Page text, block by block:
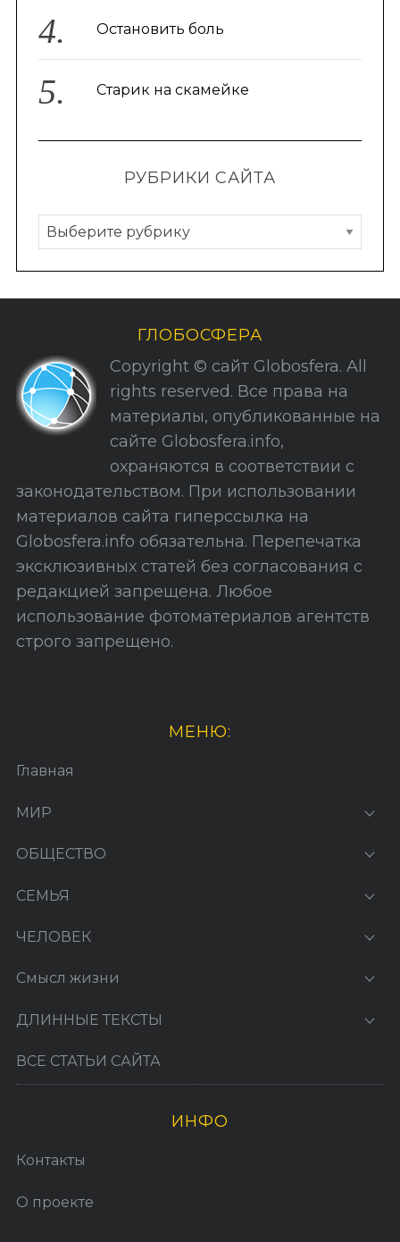
Остановить боль
Старик на скамейке
РУБРИКИ САЙТА
Р
у
б
р
и
С
а
а
ГЛОБОСФЕРА
Copyright © сайт Globosfera. All
rights reserved. Все права на
материалы, опубликованные на
сайте Globosfera.info,
охраняются в соответствии с
законодательством. При использовании
материалов сайта гиперссылка на
Globosfera.info обязательна. Перепечатка
эксклюзивных статей без согласования с
редакцией запрещена. Любое
использование фотоматериалов агентств
строго запрещено.
МЕНЮ:
Главная
МИР
ОБЩЕСТВО
СЕМЬЯ
ЧЕЛОВЕК
Смысл жизни
ДЛИННЫЕ ТЕКСТЫ
ВСЕ СТАТЬИ САЙТА
ИНФО
Контакты
О проекте